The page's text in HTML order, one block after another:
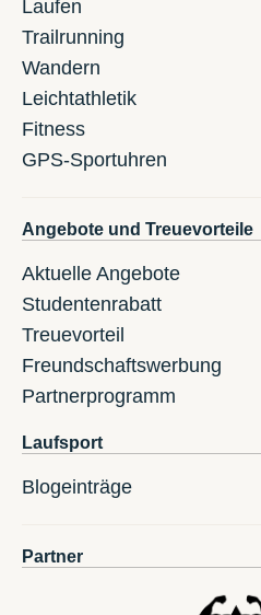
Laufen
Trailrunning
Wandern
Leichtathletik
Fitness
GPS-Sportuhren
Angebote und Treuevorteile
Aktuelle Angebote
Studentenrabatt
Treuevorteil
Freundschaftswerbung
Partnerprogramm
Laufsport
Blogeinträge
Partner